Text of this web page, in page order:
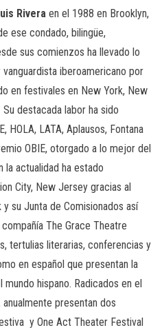
Rivera en el 1988 en Brooklyn,
ese condado, bilingüe,
sus comienzos ha llevado lo
iberoamericano por
en festivales en New York, New
destacada labor ha sido
HOLA, LATA, Aplausos, Fontana
OBIE, otorgado a lo mejor del
actualidad ha estado
City, New Jersey gracias al
su Junta de Comisionados así
The Grace Theatre
tertulias literarias, conferencias y
en español que presentan la
hispano. Radicados en el
anualmente presentan dos
y One Act Theater Festival